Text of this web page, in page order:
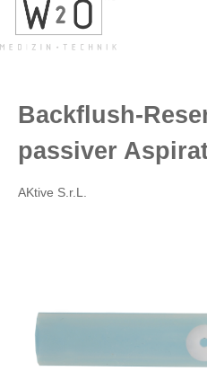
springen
Backflush-
passiver
AKtive S.r.L.